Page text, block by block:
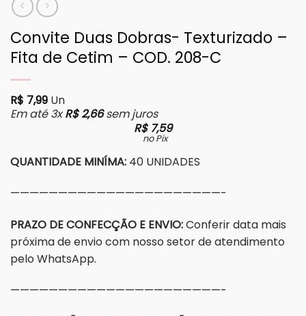
Convite Duas Dobras- Texturizado –
Fita de Cetim – COD. 208-C
R$ 7,99 Un
Em até 3xR$2,66sem juros
R$7,59
no Pix
QUANTIDADE MINÍMA: 40 UNIDADES
——————————————————————-
PRAZO DE CONFECÇÃO E ENVIO:Conferir data mais
próxima de envio com nosso setor de atendimento
pelo WhatsApp.
——————————————————————-